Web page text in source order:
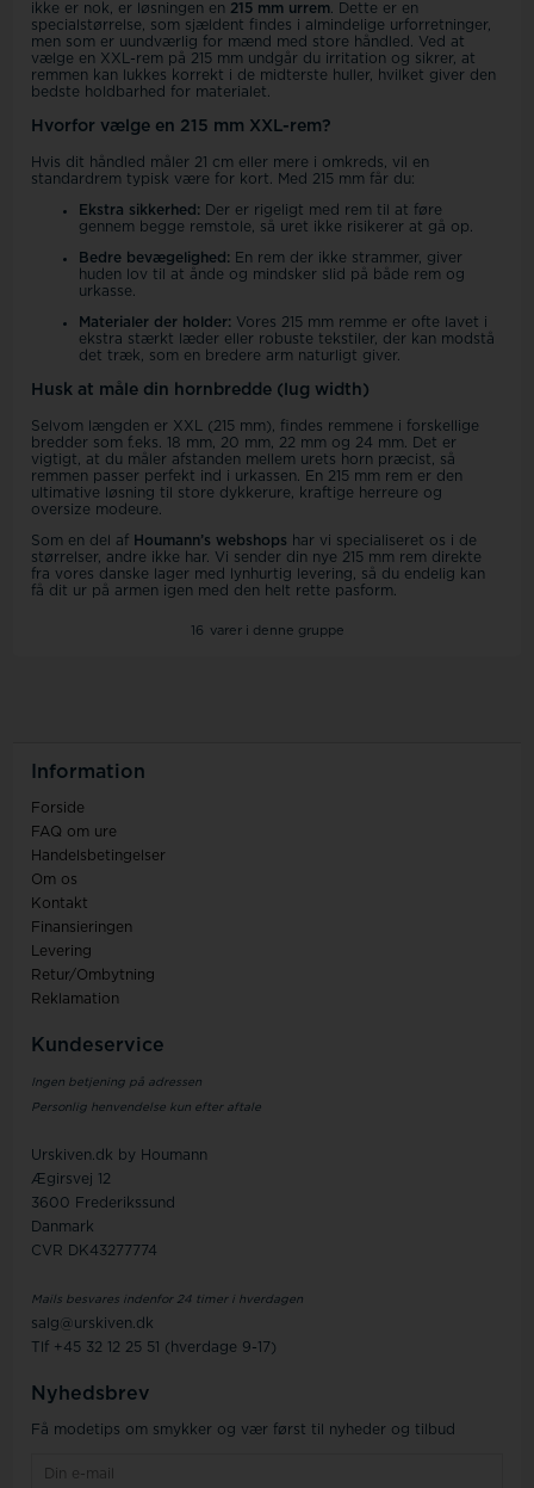
ikke er nok, er løsningen en 215 mm urrem . Dette er en
specialstørrelse, som sjældent findes i almindelige urforretninger,
men som er uundværlig for mænd med store håndled. Ved at
vælge en XXL-rem på 215 mm undgår du irritation og sikrer, at
remmen kan lukkes korrekt i de midterste huller, hvilket giver den
bedste holdbarhed for materialet.
Hvorfor vælge en 215 mm XXL-rem?
Hvis dit håndled måler 21 cm eller mere i omkreds, vil en
standardrem typisk være for kort. Med 215 mm får du:
Ekstra sikkerhed: Der er rigeligt med rem til at føre
gennem begge remstole, så uret ikke risikerer at gå op.
Bedre bevægelighed: En rem der ikke strammer, giver
huden lov til at ånde og mindsker slid på både rem og
urkasse.
Materialer der holder: Vores 215 mm remme er ofte lavet i
ekstra stærkt læder eller robuste tekstiler, der kan modstå
det træk, som en bredere arm naturligt giver.
Husk at måle din hornbredde (lug width)
Selvom længden er XXL (215 mm), findes remmene i forskellige
bredder som f.eks. 18 mm, 20 mm, 22 mm og 24 mm. Det er
vigtigt, at du måler afstanden mellem urets horn præcist, så
remmen passer perfekt ind i urkassen. En 215 mm rem er den
ultimative løsning til store dykkerure, kraftige herreure og
oversize modeure.
Som en del af Houmann’s webshops har vi specialiseret os i de
størrelser, andre ikke har. Vi sender din nye 215 mm rem direkte
fra vores danske lager med lynhurtig levering, så du endelig kan
få dit ur på armen igen med den helt rette pasform.
16 varer i denne gruppe
Information
Forside
FAQ om ure
Handelsbetingelser
Om os
Kontakt
Finansieringen
Levering
Retur/Ombytning
Reklamation
Kundeservice
Ingen betjening på adressen
Personlig henvendelse kun efter aftale
Urskiven.dk by Houmann
Ægirsvej 12
3600 Frederikssund
Danmark
CVR DK43277774
Mails besvares indenfor 24 timer i hverdagen
salg@urskiven.dk
Tlf +45 32 12 25 51 (hverdage 9-17)
Nyhedsbrev
Få modetips om smykker og vær først til nyheder og tilbud